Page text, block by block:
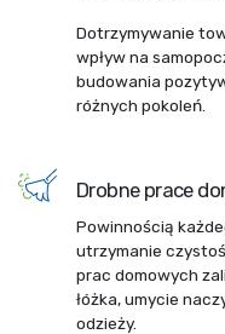
Dotrzymywanie
wpływ na
budowania
różnych pokoleń.
Drobne prace
Powinnością
utrzymanie
prac domowych
łóżka, umycie
odzieży.